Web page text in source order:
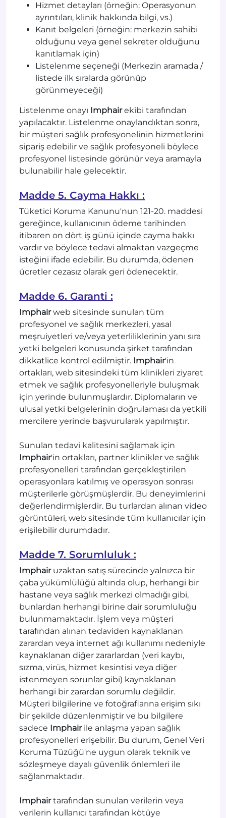
Hizmet detayları (örneğin: Operasyonun
ayrıntıları, klinik hakkında bilgi, vs.)
Kanıt belgeleri (örneğin: merkezin sahibi
olduğunu veya genel sekreter olduğunu
kanıtlamak için)
Listelenme seçeneği (Merkezin aramada /
listede ilk sıralarda görünüp
görünmeyeceği)
Listelenme onayı Imphairekibi tarafından
yapılacaktır. Listelenme onaylandıktan sonra,
bir müşteri sağlık profesyonelinin hizmetlerini
sipariş edebilir ve sağlık profesyoneli böylece
profesyonel listesinde görünür veya aramayla
bulunabilir hale gelecektir.
Madde 5. Cayma Hakkı :
Tüketici Koruma Kanunu'nun 121-20. maddesi
gereğince, kullanıcının ödeme tarihinden
itibaren on dört iş günü içinde cayma hakkı
vardır ve böylece tedavi almaktan vazgeçme
isteğini ifade edebilir. Bu durumda, ödenen
ücretler cezasız olarak geri ödenecektir.
Madde 6. Garanti :
Imphairweb sitesinde sunulan tüm
profesyonel ve sağlık merkezleri, yasal
meşruiyetleri ve/veya yeterliliklerinin yanı sıra
yetki belgeleri konusunda şirket tarafından
dikkatlice kontrol edilmiştir. Imphair'in
ortakları, web sitesindeki tüm klinikleri ziyaret
etmek ve sağlık profesyonelleriyle buluşmak
için yerinde bulunmuşlardır. Diplomaların ve
ulusal yetki belgelerinin doğrulaması da yetkili
mercilere yerinde başvurularak yapılmıştır.
Sunulan tedavi kalitesini sağlamak için
Imphair'in ortakları, partner klinikler ve sağlık
profesyonelleri tarafından gerçekleştirilen
operasyonlara katılmış ve operasyon sonrası
müşterilerle görüşmüşlerdir. Bu deneyimlerini
değerlendirmişlerdir. Bu turlardan alınan video
görüntüleri, web sitesinde tüm kullanıcılar için
erişilebilir durumdadır.
Madde 7. Sorumluluk :
Imphairuzaktan satış sürecinde yalnızca bir
çaba yükümlülüğü altında olup, herhangi bir
hastane veya sağlık merkezi olmadığı gibi,
bunlardan herhangi birine dair sorumluluğu
bulunmamaktadır. İşlem veya müşteri
tarafından alınan tedaviden kaynaklanan
zarardan veya internet ağı kullanımı nedeniyle
kaynaklanan diğer zararlardan (veri kaybı,
sızma, virüs, hizmet kesintisi veya diğer
istenmeyen sorunlar gibi) kaynaklanan
herhangi bir zarardan sorumlu değildir.
Müşteri bilgilerine ve fotoğraflarına erişim sıkı
bir şekilde düzenlenmiştir ve bu bilgilere
sadece Imphairile anlaşma yapan sağlık
profesyonelleri erişebilir. Bu durum, Genel Veri
Koruma Tüzüğü'ne uygun olarak teknik ve
sözleşmeye dayalı güvenlik önlemleri ile
sağlanmaktadır.
Imphairtarafından sunulan verilerin veya
verilerin kullanıcı tarafından kötüye